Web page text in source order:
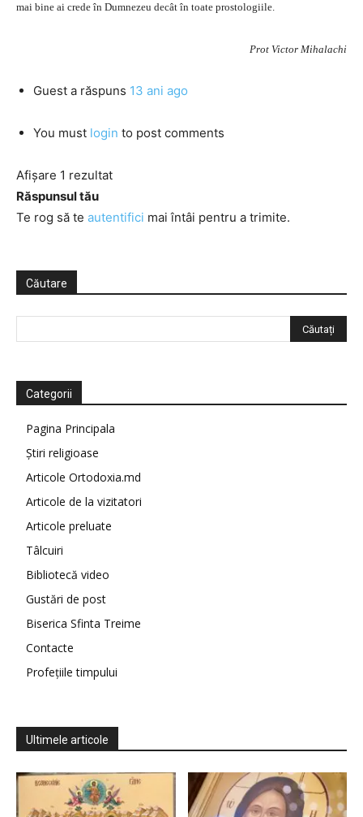
mai bine ai crede în Dumnezeu decât în toate prostologiile.
Prot Victor Mihalachi
Guest a răspuns 13 ani ago
You must login to post comments
Afișare 1 rezultat
Răspunsul tău
Te rog să te autentifici mai întâi pentru a trimite.
Căutare
Categorii
Pagina Principala
Știri religioase
Articole Ortodoxia.md
Articole de la vizitatori
Articole preluate
Tâlcuiri
Bibliotecă video
Gustări de post
Biserica Sfinta Treime
Contacte
Profețiile timpului
Ultimele articole